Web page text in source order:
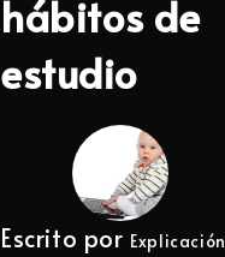
hábitos de
estudio
Escrito por Explicación